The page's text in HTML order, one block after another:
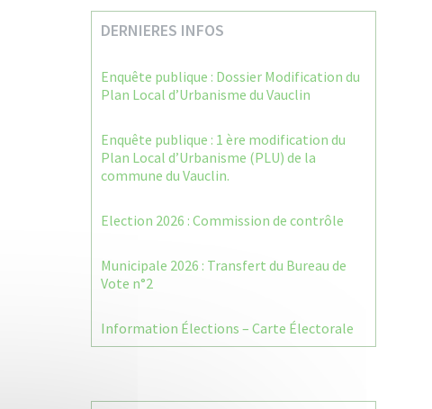
DERNIERES INFOS
Enquête publique : Dossier Modification du
Plan Local d’Urbanisme du Vauclin
Enquête publique : 1 ère modification du
Plan Local d’Urbanisme (PLU) de la
commune du Vauclin.
Election 2026 : Commission de contrôle
Municipale 2026 : Transfert du Bureau de
Vote n°2
Information Élections – Carte Électorale